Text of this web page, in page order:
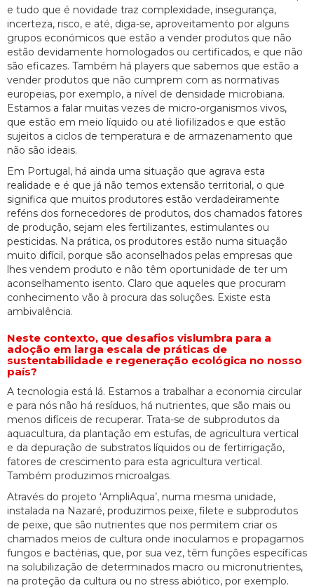
e tudo que é novidade traz complexidade, insegurança,
incerteza, risco, e até, diga-se, aproveitamento por alguns
grupos económicos que estão a vender produtos que não
estão devidamente homologados ou certificados, e que não
são eficazes. Também há players que sabemos que estão a
vender produtos que não cumprem com as normativas
europeias, por exemplo, a nível de densidade microbiana.
Estamos a falar muitas vezes de micro-organismos vivos,
que estão em meio líquido ou até liofilizados e que estão
sujeitos a ciclos de temperatura e de armazenamento que
não são ideais.
Em Portugal, há ainda uma situação que agrava esta
realidade e é que já não temos extensão territorial, o que
significa que muitos produtores estão verdadeiramente
reféns dos fornecedores de produtos, dos chamados fatores
de produção, sejam eles fertilizantes, estimulantes ou
pesticidas. Na prática, os produtores estão numa situação
muito difícil, porque são aconselhados pelas empresas que
lhes vendem produto e não têm oportunidade de ter um
aconselhamento isento. Claro que aqueles que procuram
conhecimento vão à procura das soluções. Existe esta
ambivalência.
Neste contexto, que desafios vislumbra para a
adoção em larga escala de práticas de
sustentabilidade e regeneração ecológica no nosso
país?
A tecnologia está lá. Estamos a trabalhar a economia circular
e para nós não há resíduos, há nutrientes, que são mais ou
menos difíceis de recuperar. Trata-se de subprodutos da
aquacultura, da plantação em estufas, de agricultura vertical
e da depuração de substratos líquidos ou de fertirrigação,
fatores de crescimento para esta agricultura vertical.
Também produzimos microalgas.
Através do projeto ‘AmpliAqua’, numa mesma unidade,
instalada na Nazaré, produzimos peixe, filete e subprodutos
de peixe, que são nutrientes que nos permitem criar os
chamados meios de cultura onde inoculamos e propagamos
fungos e bactérias, que, por sua vez, têm funções específicas
na solubilização de determinados macro ou micronutrientes,
na proteção da cultura ou no stress abiótico, por exemplo.